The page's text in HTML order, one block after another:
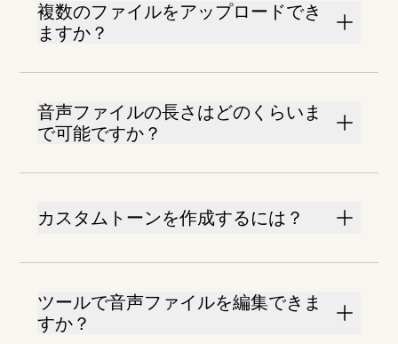
複数のファイルをアップロードでき
ますか？
音声ファイルの長さはどのくらいま
で可能ですか？
カスタムトーンを作成するには？
ツールで音声ファイルを編集できま
すか？